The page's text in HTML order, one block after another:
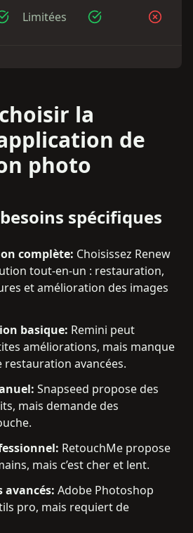
Limitées
la
de
photo
spécifiques
complète: Choisissez Renew
tout-en-un : restauration,
et amélioration des images
basique: Remini peut
améliorations, mais manque
avancées.
: Snapseed propose des
mais demande des
: RetouchMe propose
mais c’est cher et lent.
avancés: Adobe Photoshop
pro, mais requiert de